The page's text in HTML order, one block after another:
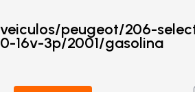
veiculos/peugeot/206-
0-16v-3p/2001/gasolina